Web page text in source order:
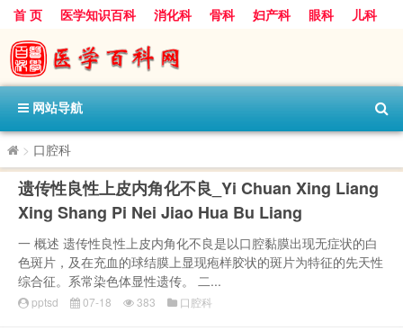
首 页 医学知识百科 消化科 骨科 妇产科 眼科
儿科
心血管病科
呼吸科 神经科
内分泌科
口腔科
网站导航
> 口腔科
遗传性良性上皮内角化不良_Yi Chuan Xing Liang
Xing Shang Pi Nei Jiao Hua Bu Liang
一 概述 遗传性良性上皮内角化不良是以口腔黏膜出现无症状的白
色斑片，及在充血的球结膜上显现疱样胶状的斑片为特征的先天性
综合征。系常染色体显性遗传。 二...
pptsd 07-18 383 口腔科